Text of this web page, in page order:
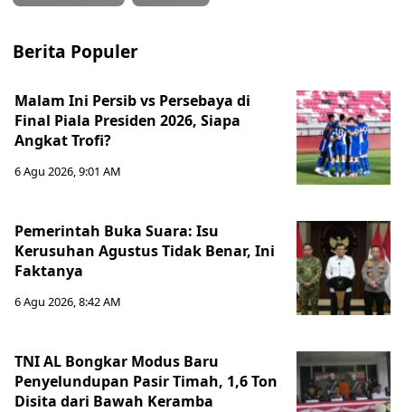
Berita Populer
Malam Ini Persib vs Persebaya di
Final Piala Presiden 2026, Siapa
Angkat Trofi?
6 Agu 2026, 9:01 AM
Pemerintah Buka Suara: Isu
Kerusuhan Agustus Tidak Benar, Ini
Faktanya
6 Agu 2026, 8:42 AM
TNI AL Bongkar Modus Baru
Penyelundupan Pasir Timah, 1,6 Ton
Disita dari Bawah Keramba